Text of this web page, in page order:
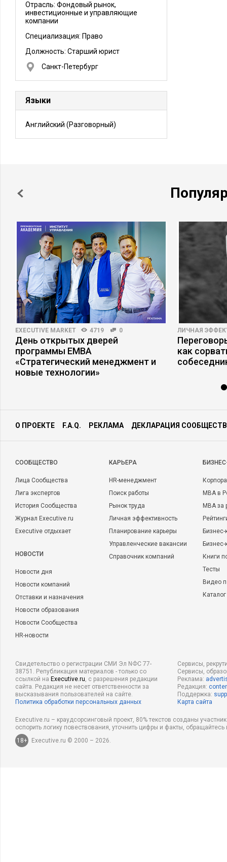
Отрасль: Фондовый рынок,
инвестиционные и управляющие
компании
Специализация: Право
Должность: Старший юрист
Санкт-Петербург
Языки
Английский (Разговорный)
EXECUTIVE MARKET 4719 0
День открытых дверей
программы ЕМВА
«Стратегический менеджмент и
новые технологии»
ЛИЧНАЯ
как
О ПРОЕКТЕ F.A.Q. РЕКЛАМА ДЕКЛАРАЦИЯ
CООБЩЕСТВО
Лица Сообщества
Лига экспертов
История Сообщества
Журнал Executive.ru
Executive отдыхает
НОВОСТИ
Новости дня
Новости компаний
Отставки и назначения
Новости образования
Новости Сообщества
HR-новости
КАРЬЕРА
HR-менеджмент
Поиск работы
Рынок труда
Личная эффективность
Планирование карьеры
Управленческие вакансии
Справочник компаний
MBA в
MBA
Бизнес-
Книги
Тесты
Видео
Свидетельство о регистрации СМИ Эл NФС 77-
38751. Републикация материалов - только со
ссылкой на Executive.ru, с разрешения редакции
сайта. Редакция не несет ответственности за
высказывания пользователей на сайте.
Политика обработки персональных данных
Сервисы,
Сервисы,
Реклама:
Редакция:
Поддержка:
Карта сайта
Executive.ru – краудсорсинговый проект, 80% текстов созданы
оспорить логику повествования, уточнить цифры и факты,
18+
Executive.ru © 2000 – 2026.